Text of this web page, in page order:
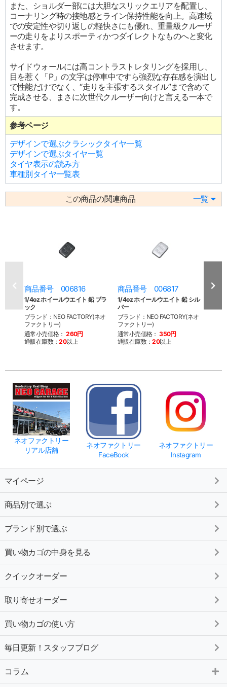
また、ショルダー部には大胆なスリックエリアを配置し、
コーナリング時の接地感とライン保持性能を向上。高速域
での安定性や切り返しの軽快さにも優れ、重量級クルーザ
ーの走りをよりスポーティかつダイレクトなものへと変化
させます。
サイドウォールには高コントラストレタリングを採用し、
目を惹く「P」の文字は停車中ですら強烈な存在感を演出し
て性能だけでなく、“走りを主張するスタイル”まで含めて
完成させる、まさに次世代クルーザー向けと言える一本で
す。
参考ページ
デザインで選ぶクラシックタイヤ一覧
デザインで選ぶタイヤ一覧
タイヤ表示の読み方
車種別タイヤ一覧表
この商品の関連商品 一覧
商品番号 006816
1/4oz ホイールウエイト 鉛 ブラ
ック
ブランド：NEO FACTORY(ネオ
ファクトリー)
通常小売価格： 260円
通販在庫数：20以上
商品番号 006817
1/4oz ホイールウエイト 鉛 シル
バー
ブランド：NEO FACTORY(ネオ
ファクトリー)
通常小売価格： 350円
通販在庫数：20以上
商
ネオファクトリー
リアル店舗
ネオファクトリー
FaceBook
ネオファクトリー
Instagram
マイページ
商品別で選ぶ
ブランド別で選ぶ
買い物カゴの中身を見る
クイックオーダー
取り寄せオーダー
買い物カゴの使い方
毎日更新！スタッフブログ
コラム